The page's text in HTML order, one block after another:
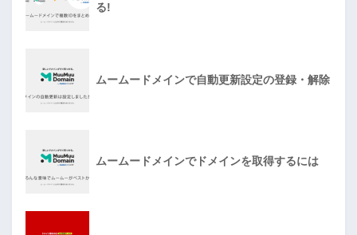
る!
ムームードメインで自動更新設定の登録・解除
ムームードメインでドメインを取得するには